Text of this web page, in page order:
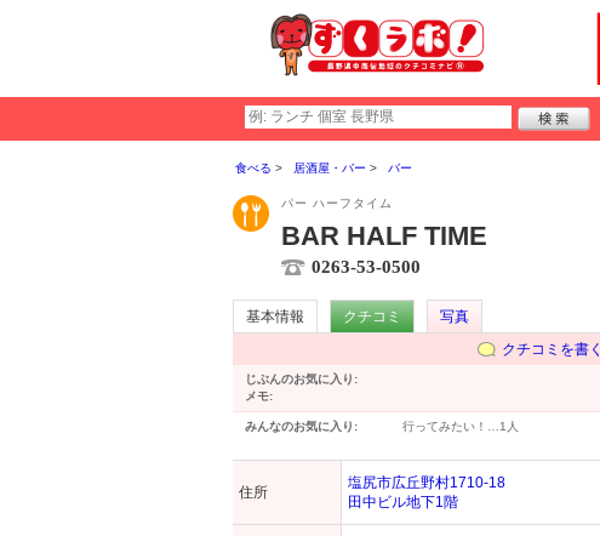
食べる 居酒屋・バー バー
パー ハーフタイム
BAR HALF TIME
0263-53-0500
基本情報 クチコミ
写真
クチコミを書く
じぶんのお気に入り:
メモ:
みんなのお気に入り: 行ってみたい！… 1人
住所
塩尻市広丘野村1710-18
田中ビル地下1階